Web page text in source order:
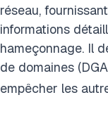
réseau,
informations
hameçonnage. Il
de domaines
empêcher les